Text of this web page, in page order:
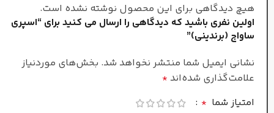
هیچ دیدگاهی برای این محصول نوشته نشده است.
اولین نفری باشید که دیدگاهی را ارسال می کنید برای “اسپری
ساواج (برندینی)”
نشانی ایمیل شما منتشر نخواهد شد. بخش‌های موردنیاز
علامت‌گذاری شده‌اند *
امتیاز شما *